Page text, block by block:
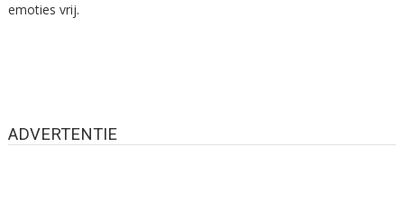
emoties vrij.
ADVERTENTIE